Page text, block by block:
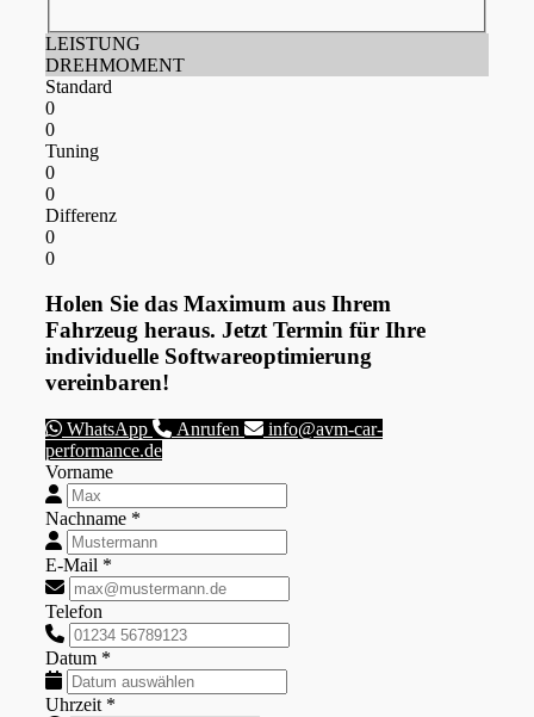
LEISTUNG
DREHMOMENT
Standard
0
0
Tuning
0
0
Differenz
0
0
Holen Sie das Maximum aus Ihrem
Fahrzeug heraus. Jetzt Termin für Ihre
individuelle Softwareoptimierung
vereinbaren!
WhatsApp Anrufen
info@avm-car-
performance.de
Vorname
Nachname *
E-Mail *
Telefon
Datum *
Uhrzeit *